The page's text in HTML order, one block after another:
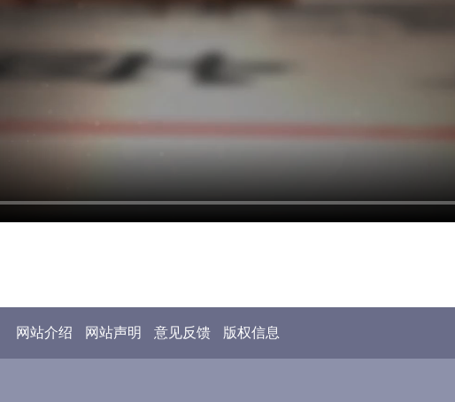
网站介绍 网站声明 意见反馈 版权信息